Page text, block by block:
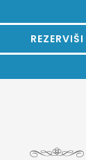
REZERVIŠI